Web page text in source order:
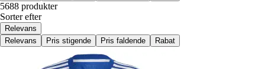
5688 produkter
Sorter efter
Relevans
Relevans
Pris stigende Pris faldende Rabat